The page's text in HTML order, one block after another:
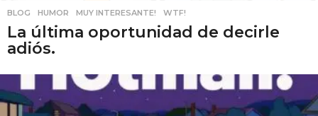
BLOG ,HUMOR ,MUY INTERESANTE! ,WTF!
La última oportunidad de decirle
adiós.